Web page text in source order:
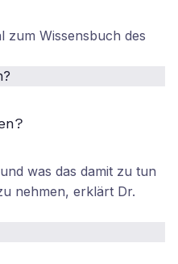
zum Wissensbuch des
was das damit zu tun
nehmen, erklärt Dr.